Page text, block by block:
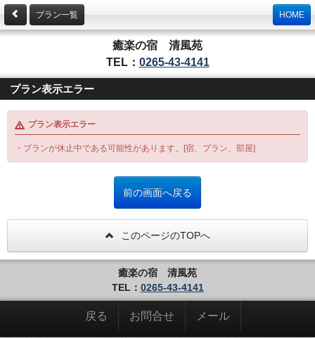
プラン一覧 HOME
癒楽の宿 清風苑
TEL： 0265-43-4141
プラン表示エラー
プラン表示エラー
・プランが休止中である可能性があります。[宿、プラン、部屋]
このページのTOPへ
癒楽の宿 清風苑
TEL： 0265-43-4141
戻る お問合せ メール